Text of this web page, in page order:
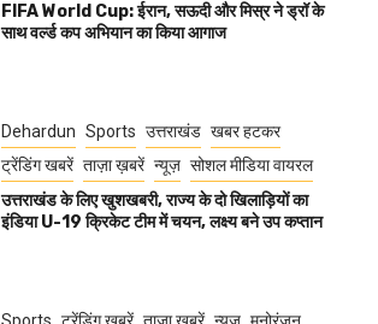
FIFA World Cup: ईरान, सऊदी और मिस्र ने ड्रॉ के
साथ वर्ल्ड कप अभियान का किया आगाज
Dehardun Sports उत्तराखंड खबर हटकर
ट्रेंडिंग खबरें ताज़ा ख़बरें न्यूज़ सोशल मीडिया वायरल
उत्तराखंड के लिए खुशखबरी, राज्य के दो खिलाड़ियों का
इंडिया U-19 क्रिकेट टीम में चयन, लक्ष्य बने उप कप्तान